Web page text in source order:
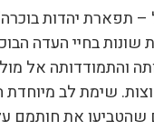
– תפארת יהדות
שונות בחיי העדה
והתמודדותה אל מול
שימת לב מיוחדת
שהטביעו את חותמם